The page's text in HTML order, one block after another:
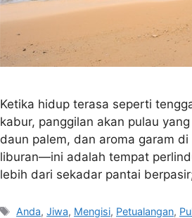
Ketika hidup terasa seperti
kabur, panggilan akan pulau
daun palem, dan aroma garam
liburan—ini adalah tempat
lebih dari sekadar pantai
Tags
Anda,Jiwa, Mengisi, Petualangan,